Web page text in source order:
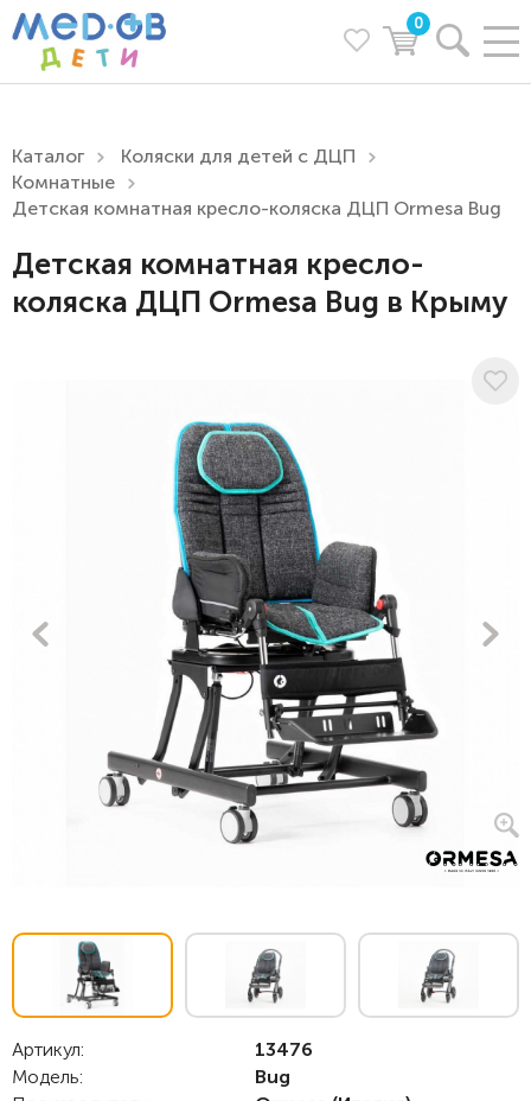
0
Каталог
Коляски для детей с ДЦП
Комнатные
Детская комнатная кресло-коляска ДЦП Ormesa Bug
Детская комнатная кресло-
коляска ДЦП Ormesa Bug в Крыму
Артикул:
13476
Модель:
Bug